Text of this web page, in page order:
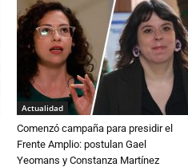
Actualidad
Comenzó campaña para presidir el
Frente Amplio: postulan Gael
Yeomans y Constanza Martínez